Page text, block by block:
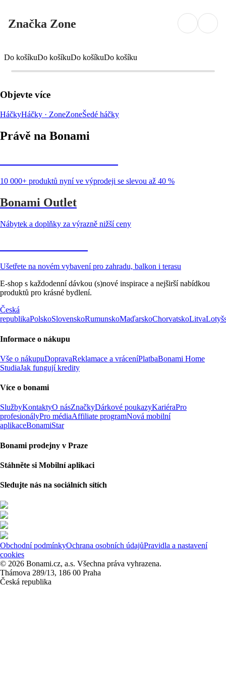
Značka Zone
Do košíkuDo košíkuDo košíkuDo košíku
Objevte více
HáčkyHáčky · ZoneZoneŠedé háčky
Právě na Bonami
10 000+ produktů nyní ve výprodeji se slevou až 40 %
Bonami Outlet
Nábytek a doplňky za výrazně nižší ceny
Ušetřete na novém vybavení pro zahradu, balkon i terasu
E-shop s každodenní dávkou (s)nové inspirace a nejširší nabídkou
produktů pro krásné bydlení.
Česká
republikaPolskoSlovenskoRumunskoMaďarskoChorvatskoLitva
Informace o nákupu
Vše o nákupuDopravaReklamace a vráceníPlatbaBonami Home
StudiaJak fungují kredity
Více o bonami
SlužbyKontaktyO násZnačkyDárkové poukazyKariéraPro
profesionályPro médiaAffiliate programNová mobilní
aplikaceBonamiStar
Bonami prodejny v Praze
Stáhněte si Mobilní aplikaci
Sledujte nás na sociálních sítích
Obchodní podmínkyOchrana osobních údajůPravidla a nastavení
cookies
© 2026 Bonami.cz, a.s. Všechna práva vyhrazena.
Thámova 289/13, 186 00 Praha
Česká republika